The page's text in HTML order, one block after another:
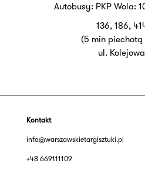
Autobusy: PKP Wola:
136, 186,
(5 min piechotą
ul.
Kontakt
info@warszawskietargisztuki.pl
+48 669111109